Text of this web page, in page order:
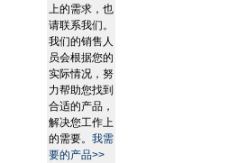
上的需求，也
请联系我们。
我们的销售人
员会根据您的
实际情况，努
力帮助您找到
合适的产品，
解决您工作上
的需要。 我需
要的产品>>